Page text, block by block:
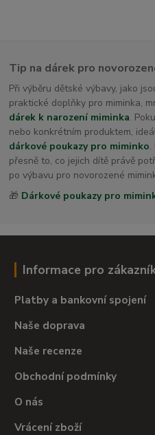
Tip na dárek pro
Při výběru dětské výbavy, jako
praktické doplňky pro miminka,
dárek k narození miminka.
nebo konkrétním produktem,
dárkové poukazy pro miminko.
přesně to, co jejich dítě právě
po výbavu pro novorozené
🎁 Dárkové poukazy pro
Informace pro
Platby a bankovní spojení
Naše doprava
Naše recenze
Obchodní podmínky
O nás
Vrácení zboží